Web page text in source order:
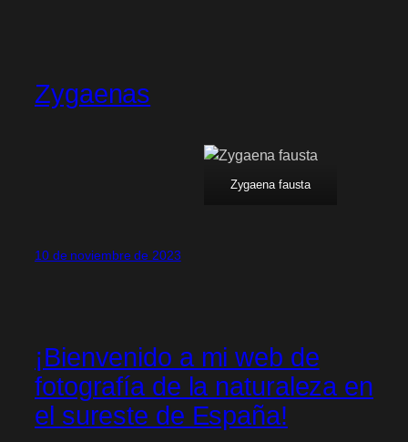
Zygaenas
Zygaena fausta
10 de noviembre de 2023
¡Bienvenido a mi web de
fotografía de la naturaleza en
el sureste de España!